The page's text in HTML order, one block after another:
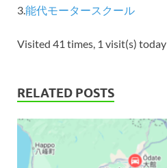
3.能代モータースクール
Visited 41 times, 1 visit(s) today
RELATED POSTS